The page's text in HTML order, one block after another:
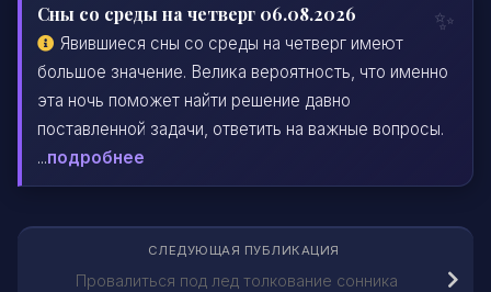
Сны со среды на четверг 06.08.2026
Явившиеся сны со среды на четверг имеют
большое значение. Велика вероятность, что именно
эта ночь поможет найти решение давно
поставленной задачи, ответить на важные вопросы.
...подробнее
СЛЕДУЮЩАЯ ПУБЛИКАЦИЯ
Провалиться под лед толкование сонника